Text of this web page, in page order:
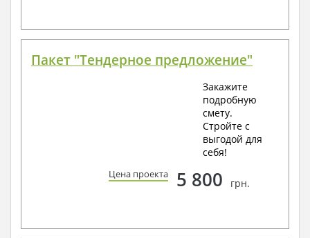
Пакет "Тендерное предложение"
Закажите
подробную
смету.
Стройте с
выгодой для
себя!
Цена проекта 5 800 грн.